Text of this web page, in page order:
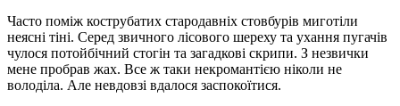
Часто поміж кострубатих стародавніх стовбурів миготіли
неясні тіні. Серед звичного лісового шереху та ухання пугачів
чулося потойбічний стогін та загадкові скрипи. З незвички
мене пробрав жах. Все ж таки некромантією ніколи не
володіла. Але невдовзі вдалося заспокоїтися.